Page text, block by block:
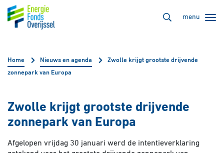
menu
Home Nieuws en agenda
Zwolle krijgt grootste drijvende
zonnepark van Europa
Zwolle krijgt grootste drijvende
zonnepark van Europa
Afgelopen vrijdag 30 januari werd de intentieverklaring